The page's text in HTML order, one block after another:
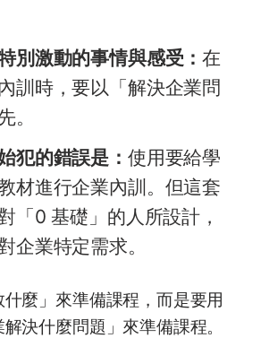
別激動的事情與感受：在
訓時，要以「解決企業問
。
犯的錯誤是： 使用要給學
材進行企業內訓。但這套
「0 基礎」的人所設計，
企業特定需求。
麼」來準備課程，而是要用
解決什麼問題」來準備課程。